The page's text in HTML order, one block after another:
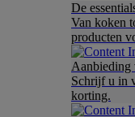
De
Van koken
producten
Aanbieding
Schrijf u in
korting.